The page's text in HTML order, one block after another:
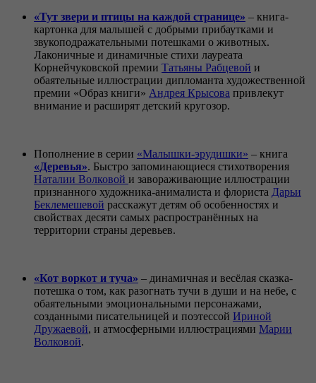
«Тут звери и птицы на каждой странице» – книга-
картонка для малышей с добрыми прибаутками и
звукоподражательными потешками о животных.
Лаконичные и динамичные стихи лауреата
Корнейчуковской премии Татьяны Рабцевой и
обаятельные иллюстрации дипломанта художественной
премии «Образ книги» Андрея Крысова привлекут
внимание и расширят детский кругозор.
Пополнение в серии «Малышки-эрудишки» – книга
«Деревья». Быстро запоминающиеся стихотворения
Наталии Волковой и завораживающие иллюстрации
признанного художника-анималиста и флориста Дарьи
Беклемешевой расскажут детям об особенностях и
свойствах десяти самых распространённых на
территории страны деревьев.
«Кот воркот и туча» – динамичная и весёлая сказка-
потешка о том, как разогнать тучи в души и на небе, с
обаятельными эмоциональными персонажами,
созданными писательницей и поэтессой Ириной
Дружаевой, и атмосферными иллюстрациями Марии
Волковой.